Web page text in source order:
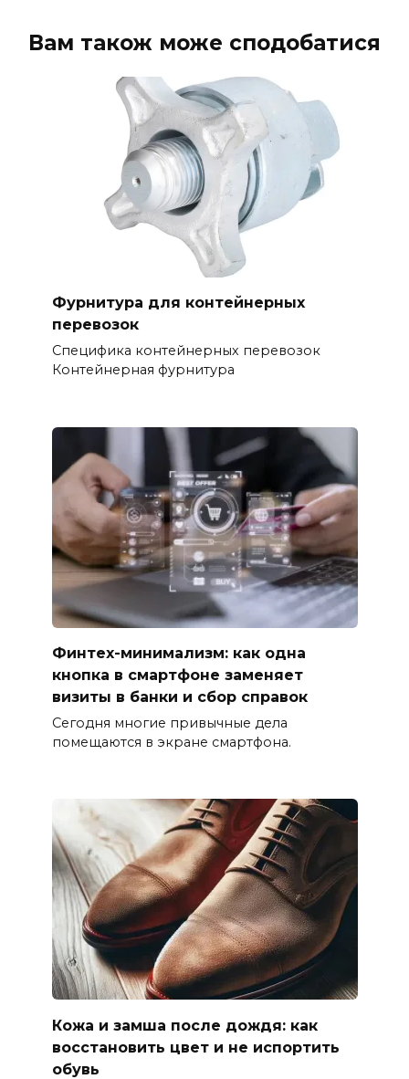
Вам також може сподобатися
Фурнитура для контейнерных
перевозок
Специфика контейнерных перевозок
Контейнерная фурнитура
Финтех-минимализм: как одна
кнопка в смартфоне заменяет
визиты в банки и сбор справок
Сегодня многие привычные дела
помещаются в экране смартфона.
Кожа и замша после дождя: как
восстановить цвет и не испортить
обувь